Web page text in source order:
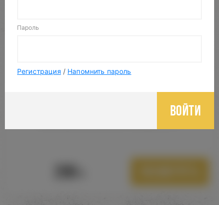
Пароль
Регистрация / Напомнить пароль
Войти